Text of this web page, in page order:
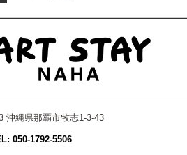
沖縄県那覇市牧志1-3-43
050-1792-5506